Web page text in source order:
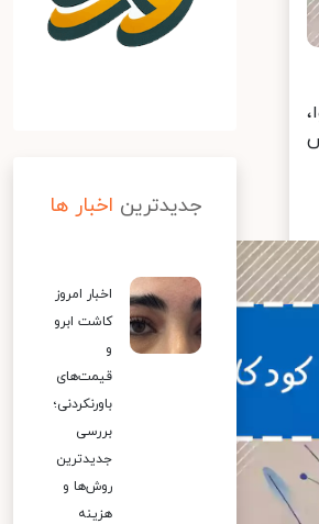
جدیدترین اخبار ها
اخبار امروز
کاشت ابرو
قیمت‌های
باورنکردنی؛
بررسی
جدیدترین
روش‌ها و
هزینه